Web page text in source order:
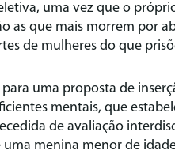
uma vez que o
as que mais morrem por
de mulheres do que
uma proposta de
mentais, que
de avaliação
menina menor de